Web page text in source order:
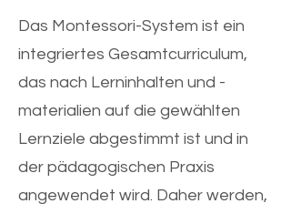
Das Montessori-System ist ein
integriertes Gesamtcurriculum,
das nach Lerninhalten und -
materialien auf die gewählten
Lernziele abgestimmt ist und in
der pädagogischen Praxis
angewendet wird. Daher werden,